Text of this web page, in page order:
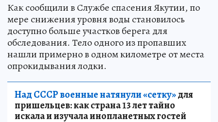
Как сообщили в Службе спасения Якутии, по
мере снижения уровня воды становилось
доступно больше участков берега для
обследования. Тело одного из пропавших
нашли примерно в одном километре от места
опрокидывания лодки.
Над СССР военные натянули «сетку»для
пришельцев: как страна 13 лет тайно
искала и изучала инопланетных гостей